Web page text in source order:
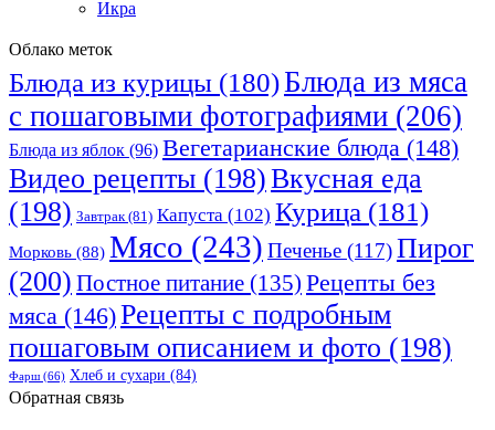
Икра
Облако меток
Блюда из курицы (180)Блюда из мяса
с пошаговыми фотографиями (206)
Блюда из яблок (96) Вегетарианские блюда (148)
Видео рецепты (198)Вкусная еда
(198) Завтрак(81) Капуста (102) Курица (181)
Морковь (88) Мясо (243) Печенье (117)Пирог
(200) Постное питание (135) Рецепты без
мяса (146)Рецепты с подробным
пошаговым описанием и фото (198)
Фарш(66) Хлеб и сухари (84)
Обратная связь